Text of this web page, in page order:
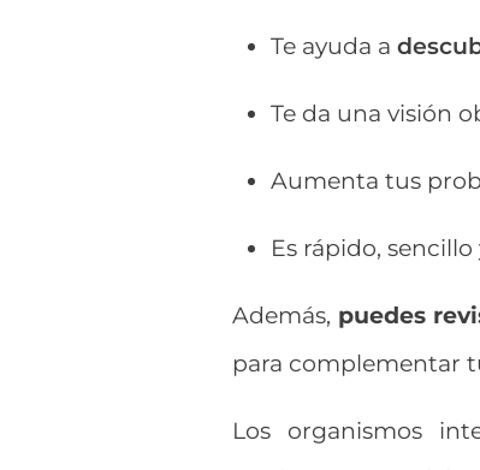
Te ayuda a
Te da una visión
Aumenta tus
Es rápido,
Además, puedes
para complementar
Los organismos